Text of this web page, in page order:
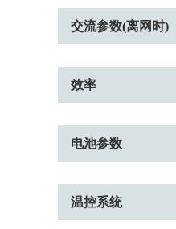
交流参数(离网时)
效率
电池参数
温控系统